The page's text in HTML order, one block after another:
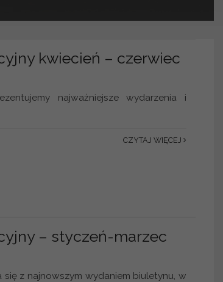
kwiecień – czerwiec
najważniejsze wydarzenia i
CZYTAJ WIĘCEJ
– styczeń-marzec
z najnowszym wydaniem biuletynu, w